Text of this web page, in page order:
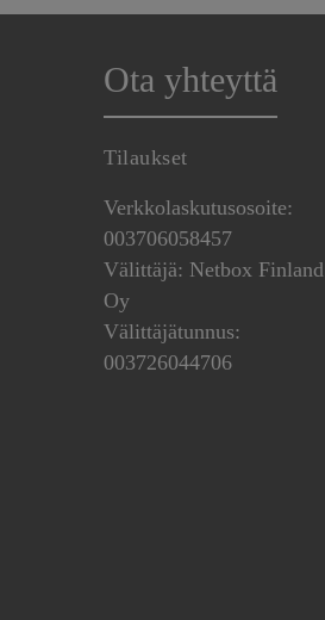
Ota yhteyttä
Tilaukset
Verkkolaskutusosoite:
003706058457
Välittäjä: Netbox Finland
Oy
Välittäjätunnus:
003726044706